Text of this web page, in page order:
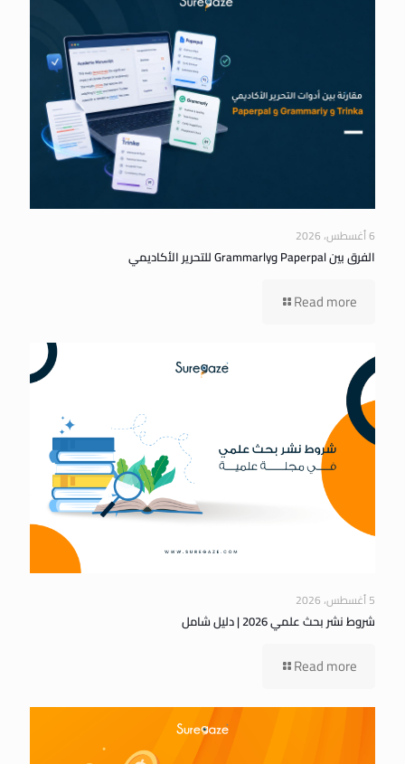
6 أغسطس، 2026
الفرق بين Paperpal وGrammarly للتحرير الأكاديمي
Read more
5 أغسطس، 2026
شروط نشر بحث علمي 2026 | دليل شامل
Read more